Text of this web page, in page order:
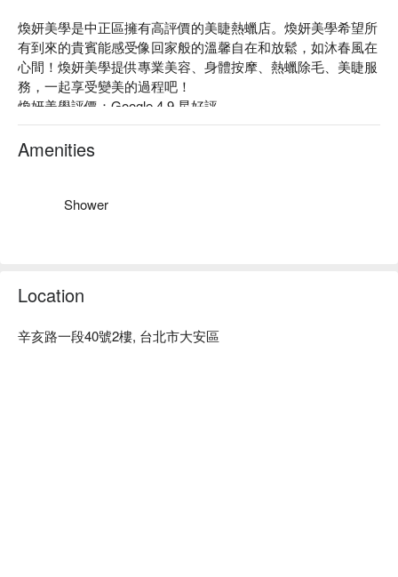
煥妍美學是中正區擁有高評價的美睫熱蠟店。煥妍美學希望所
有到來的貴賓能感受像回家般的溫馨自在和放鬆，如沐春風在
心間！煥妍美學提供專業美容、身體按摩、熱蠟除毛、美睫服
務，一起享受變美的過程吧！
煥妍美學評價：Google 4.9 星好評
煥妍美學服務：服務人員有多年美容、美睫等經驗，來這裡一
定能讓您有最客製化的體驗。
煥妍美學預約、煥妍美學價格立刻查看 ⬇︎
Amenities
Shower
Location
辛亥路一段40號2樓, 台北市大安區